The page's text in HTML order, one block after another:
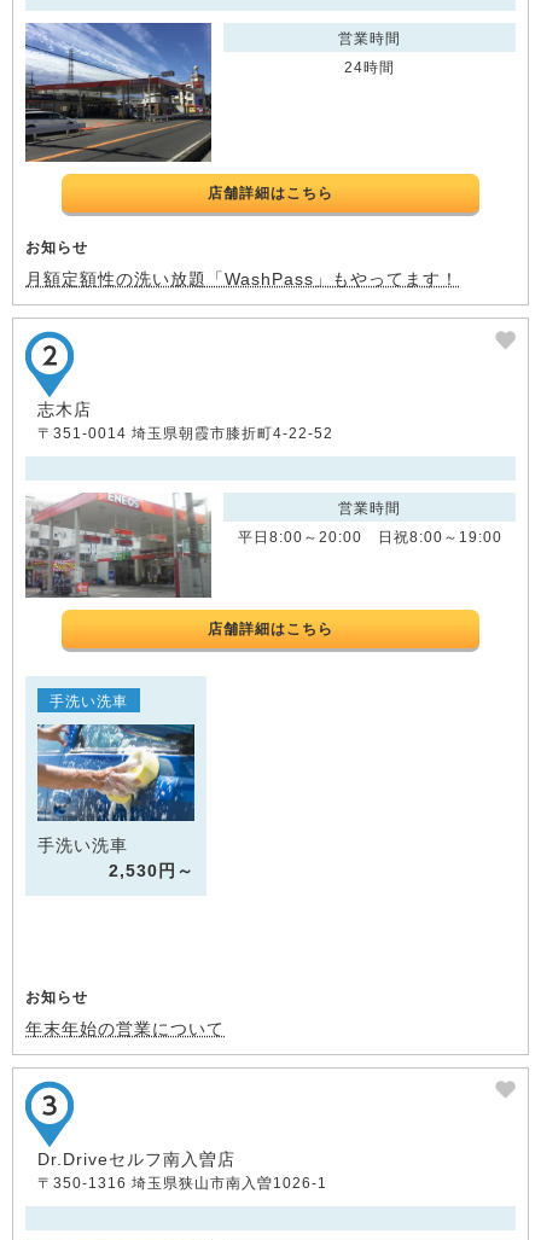
営業時間
24時間
店舗詳細はこちら
お知らせ
月額定額性の洗い放題「WashPass」もやってます！
志木店
〒351-0014 埼玉県朝霞市膝折町4-22-52
営業時間
平日8:00～20:00 日祝8:00～19:00
店舗詳細はこちら
手洗い洗車
手洗い洗車
2,530円～
お知らせ
年末年始の営業について
Dr.Driveセルフ南入曽店
〒350-1316 埼玉県狭山市南入曽1026-1